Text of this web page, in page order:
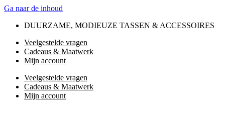
Ga naar de inhoud
DUURZAME, MODIEUZE TASSEN & ACCESSOIRES
Veelgestelde vragen
Cadeaus & Maatwerk
Mijn account
Veelgestelde vragen
Cadeaus & Maatwerk
Mijn account